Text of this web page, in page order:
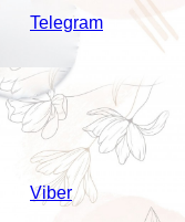
Telegram
Viber